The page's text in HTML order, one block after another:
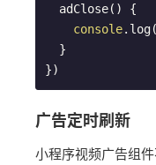
console.log(
广告定时刷新
小程序视频广告组